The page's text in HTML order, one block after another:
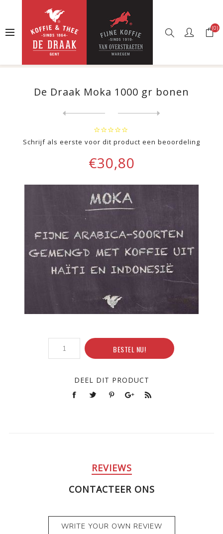
(0)
Startpagina Webshop
Koffie
Mélanges De Draak
De Draak Moka 1000 gr bonen
De Draak Moka 1000 gr bonen
Schrijf als eerste voor dit product een beoordeling
€30,80
BESTEL NU!
DEEL DIT PRODUCT
REVIEWS
CONTACTEER ONS
WRITE YOUR OWN REVIEW